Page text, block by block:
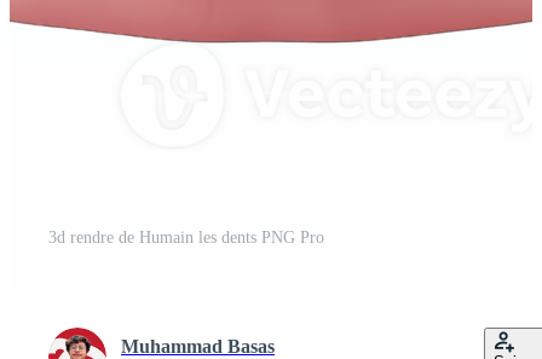
3d rendre de Humain les dents PNG Pro
Muhammad Basas